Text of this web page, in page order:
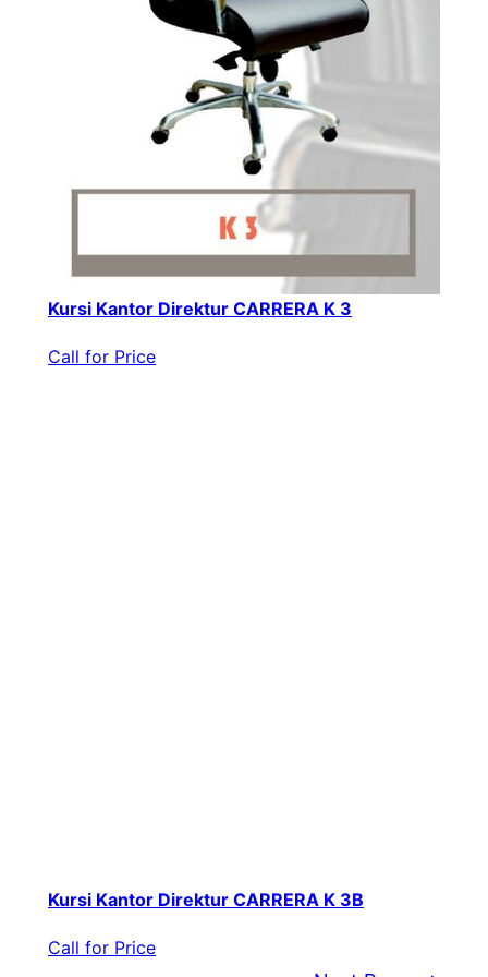
Kursi Kantor Direktur CARRERA K 3
Call for Price
Kursi Kantor Direktur CARRERA K 3B
Call for Price